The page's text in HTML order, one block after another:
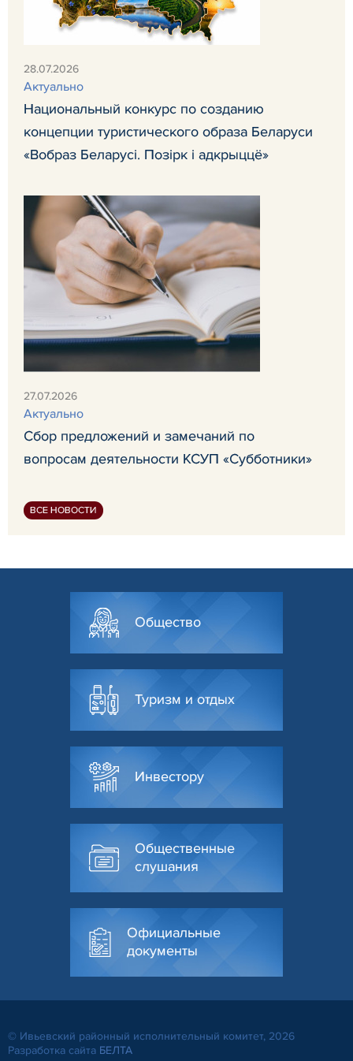
28.07.2026
Актуально
Национальный конкурс по созданию
концепции туристического образа Беларуси
«Вобраз Беларусi. Позiрк i адкрыццё»
27.07.2026
Актуально
Сбор предложений и замечаний по
вопросам деятельности КСУП «Субботники»
ВСЕ НОВОСТИ
Общество
Туризм и отдых
Инвестору
Общественные
слушания
Официальные
документы
© Ивьевский районный исполнительный комитет, 2026
Разработка сайта БЕЛТА